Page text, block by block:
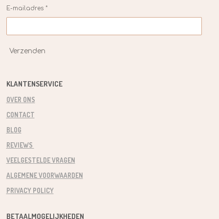
E-mailadres *
Verzenden
KLANTENSERVICE
OVER ONS
CONTACT
BLOG
REVIEWS
VEELGESTELDE VRAGEN
ALGEMENE VOORWAARDEN
PRIVACY POLICY
BETAALMOGELIJKHEDEN